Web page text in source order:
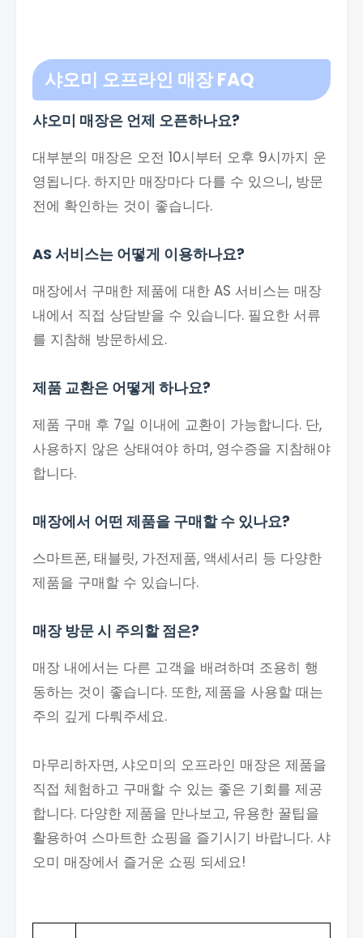
샤오미 오프라인 매장FAQ
샤오미 매장은 언제 오픈하나요?
대부분의 매장은 오전 10시부터 오후 9시까지 운
영됩니다. 하지만 매장마다 다를 수 있으니, 방문
전에 확인하는 것이 좋습니다.
AS 서비스는 어떻게 이용하나요?
매장에서 구매한 제품에 대한 AS 서비스는 매장
내에서 직접 상담받을 수 있습니다. 필요한 서류
를 지참해 방문하세요.
제품 교환은 어떻게 하나요?
제품 구매 후 7일 이내에 교환이 가능합니다. 단,
사용하지 않은 상태여야 하며, 영수증을 지참해야
합니다.
매장에서 어떤 제품을 구매할 수 있나요?
스마트폰, 태블릿, 가전제품, 액세서리 등 다양한
제품을 구매할 수 있습니다.
매장 방문 시 주의할 점은?
매장 내에서는 다른 고객을 배려하며 조용히 행
동하는 것이 좋습니다. 또한, 제품을 사용할 때는
주의 깊게 다뤄주세요.
마무리하자면, 샤오미의 오프라인 매장은 제품을
직접 체험하고 구매할 수 있는 좋은 기회를 제공
합니다. 다양한 제품을 만나보고, 유용한 꿀팁을
활용하여 스마트한 쇼핑을 즐기시기 바랍니다. 샤
오미 매장에서 즐거운 쇼핑 되세요!